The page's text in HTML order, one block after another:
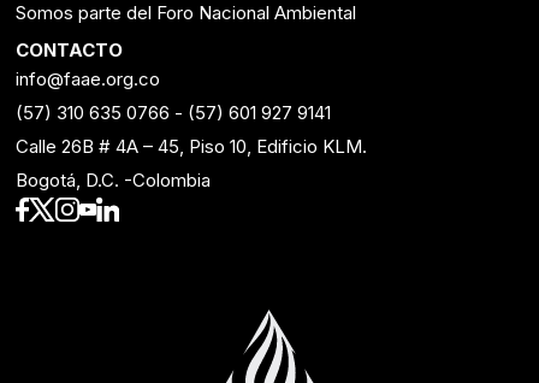
Somos parte del Foro Nacional Ambiental
CONTACTO
info@faae.org.co
(57) 310 635 0766 - (57) 601 927 9141
Calle 26B # 4A – 45, Piso 10, Edificio KLM.
Bogotá, D.C. -Colombia